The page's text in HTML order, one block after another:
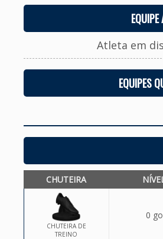
Atleta em
EQUIPES
CHUTEIRA
CHUTEIRA DE
TREINO
0